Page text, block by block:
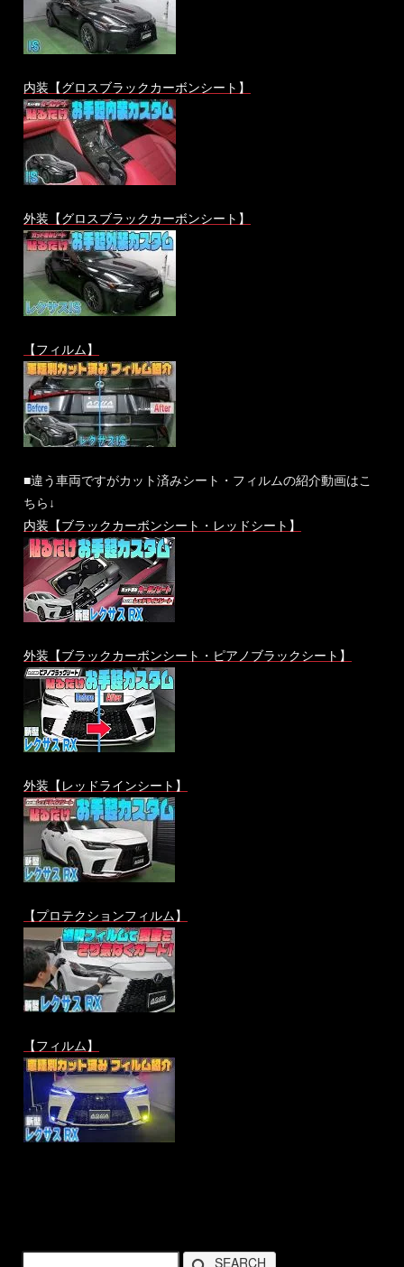
内装【グロスブラックカーボンシート】
外装【グロスブラックカーボンシート】
【フィルム】
■違う車両ですがカット済みシート・フィルムの紹介動画はこ
ちら↓
内装【ブラックカーボンシート・レッドシート】
外装【ブラックカーボンシート・ピアノブラックシート】
外装【レッドラインシート】
【プロテクションフィルム】
【フィルム】
SEARCH